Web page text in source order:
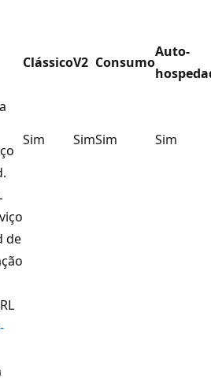
ClássicoV2 Consumo
Auto-
Sim SimSim Sim
de